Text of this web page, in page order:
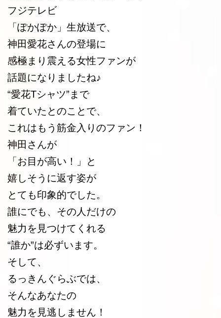
フジテレビ
「ぽかぽか」生放送で、
神田愛花さんの登場に
感極まり震える女性ファンが
話題になりましたね♪
“愛花Tシャツ”まで
着ていたとのことで、
これはもう筋金入りのファン！
神田さんが
「お目が高い！」と
嬉しそうに返す姿が
とても印象的でした。
誰にでも、その人だけの
魅力を見つけてくれる
“誰か”は必ずいます。
そして、
るっきんぐらぶでは、
そんなあなたの
魅力を見逃しません！